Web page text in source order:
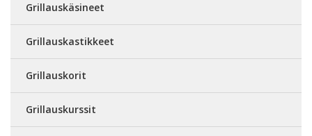
Grillauskäsineet
Grillauskastikkeet
Grillauskorit
Grillauskurssit